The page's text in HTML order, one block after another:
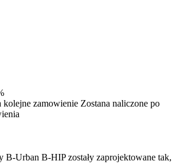
kolejne zamowienie Zostana naliczone po
B-Urban B-HIP zostały zaprojektowane tak,